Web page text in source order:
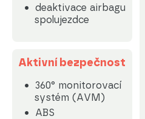
deaktivace airbagu
spolujezdce
Aktivní bezpečnost
360° monitorovací
systém (AVM)
ABS